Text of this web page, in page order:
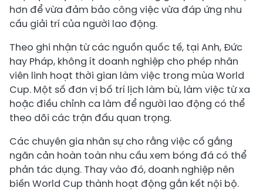
hơn để vừa đảm bảo công việc vừa đáp ứng nhu
cầu giải trí của người lao động.
Theo ghi nhận từ các nguồn quốc tế, tại Anh, Đức
hay Pháp, không ít doanh nghiệp cho phép nhân
viên linh hoạt thời gian làm việc trong mùa World
Cup. Một số đơn vị bố trí lịch làm bù, làm việc từ xa
hoặc điều chỉnh ca làm để người lao động có thể
theo dõi các trận đấu quan trọng.
Các chuyên gia nhân sự cho rằng việc cố gắng
ngăn cản hoàn toàn nhu cầu xem bóng đá có thể
phản tác dụng. Thay vào đó, doanh nghiệp nên
biến World Cup thành hoạt động gắn kết nội bộ.